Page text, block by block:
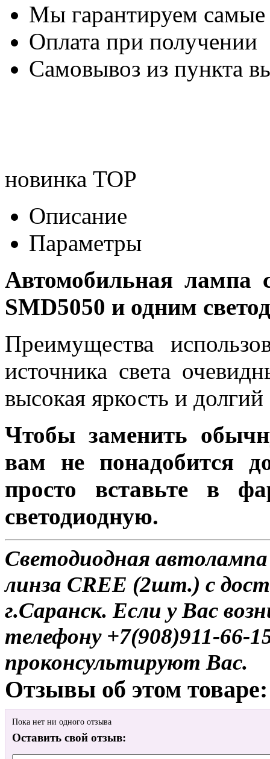
Мы гарантируем
Оплата при получении
Самовывоз из пункта
новинка TOP
Описание
Параметры
Автомобильная лампа
SMD5050 и одним
Преимущества
источника света
высокая яркость и
Чтобы заменить
вам не понадобится
просто вставьте в
светодиодную.
Светодиодная
линза CREE (2шт.) с
г.Саранск. Если у Вас
телефону +7(908)911-
проконсультируют Вас.
Отзывы об этом товаре:
Пока нет ни одного отзыва
Оставить свой отзыв: